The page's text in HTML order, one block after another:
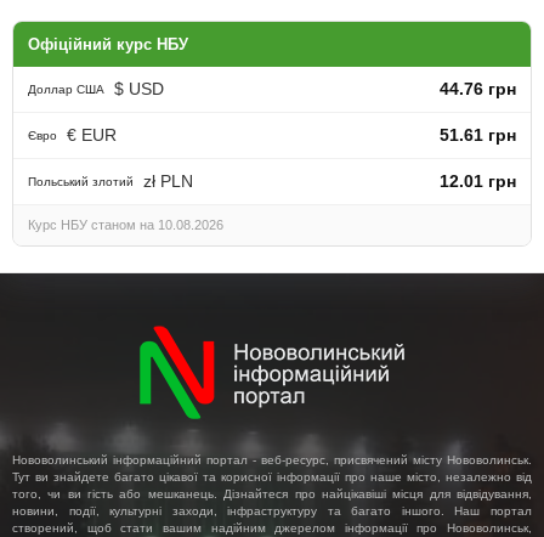
Офіційний курс НБУ
Доллар США $ USD 44.76 грн
Євро € EUR 51.61 грн
Польський злотий zł PLN 12.01 грн
Курс НБУ станом на 10.08.2026
Нововолинський інформаційний портал - веб-ресурс, присвячений місту Нововолинськ.
Тут ви знайдете багато цікавої та корисної інформації про наше місто, незалежно від
того, чи ви гість або мешканець. Дізнайтеся про найцікавіші місця для відвідування,
новини, події, культурні заходи, інфраструктуру та багато іншого. Наш портал
створений, щоб стати вашим надійним джерелом інформації про Нововолинськ,